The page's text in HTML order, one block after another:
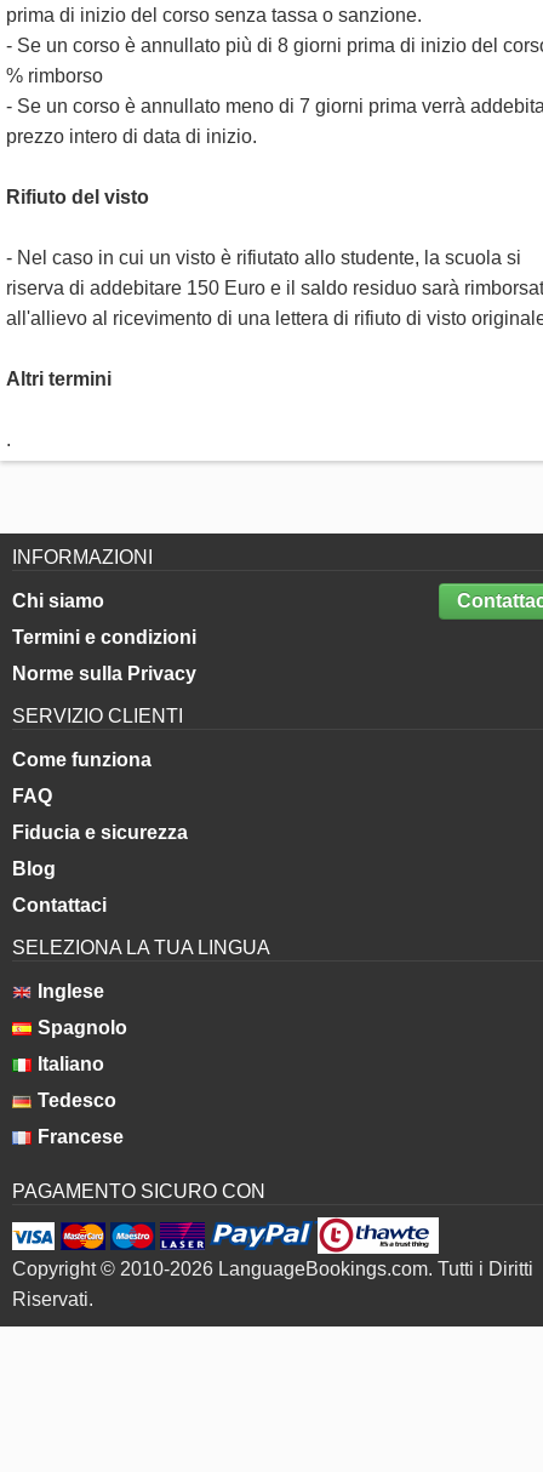
prima di inizio del corso senza tassa o sanzione.
- Se un corso è annullato più di 8 giorni prima di inizio del
% rimborso
- Se un corso è annullato meno di 7 giorni prima verrà
prezzo intero di data di inizio.
Rifiuto del visto
- Nel caso in cui un visto è rifiutato allo studente, la scuola si
riserva di addebitare 150 Euro e il saldo residuo sarà
all'allievo al ricevimento di una lettera di rifiuto di visto
Altri termini
.
INFORMAZIONI
Chi siamo
Termini e condizioni
Norme sulla Privacy
SERVIZIO CLIENTI
Come funziona
FAQ
Fiducia e sicurezza
Blog
Contattaci
SELEZIONA LA TUA LINGUA
Inglese
Spagnolo
Italiano
Tedesco
Francese
PAGAMENTO SICURO CON
Copyright © 2010-2026 LanguageBookings.com. Tutti i Diritti
Riservati.